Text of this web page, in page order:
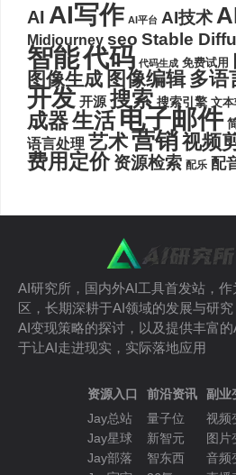
AI AI写作 AI平台 AI技术
Midjourney seo Stable
智能代码 代码生成 免费试用
图像生成 图像编辑 多语
开发 开源 搜索 搜索引擎 文
成器生活电子邮件
语言处理 艺术营销视频
费用定价 资源检索 配乐 配
AI研究所，国内外AI工具首发站，
区，长期深耕于AI领域的发展与研究
AI变现策略的探讨，以及提供丰富
于让AI走进现实，实际落地应用
资源入口
Jay总站
Jay星球
Jay部落
前沿资讯
量子位
新智元
智东西
副业
视频
图片
音频